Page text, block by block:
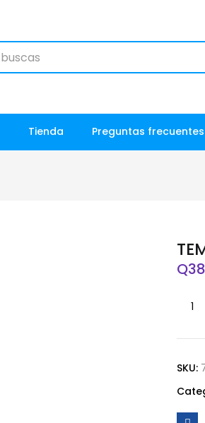
Tienda Preguntas frecuentes
Q
SKU: